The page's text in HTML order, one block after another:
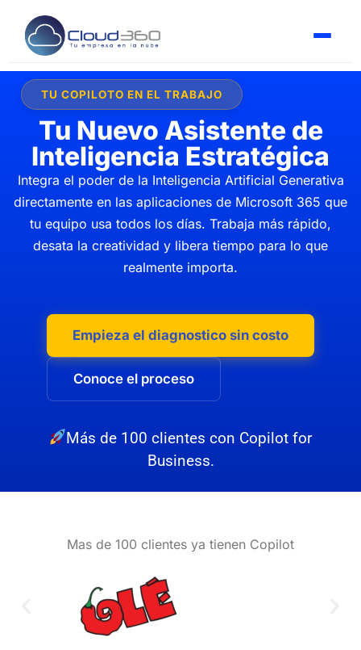
TU COPILOTO EN EL TRABAJO
Tu Nuevo Asistente de
Inteligencia Estratégica
Integra el poder de la Inteligencia Artificial Generativa
directamente en las aplicaciones de Microsoft 365 que
tu equipo usa todos los días. Trabaja más rápido,
desata la creatividad y libera tiempo para lo que
realmente importa.
Empieza el diagnostico sin costo
Conoce el proceso
Más de 100 clientes con Copilot for
Business.
Mas de 100 clientes ya tienen Copilot